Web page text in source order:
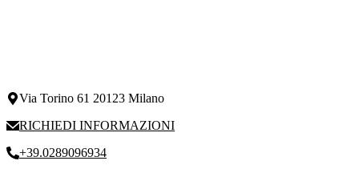
Via Torino 61 20123 Milano
RICHIEDI INFORMAZIONI
+39.0289096934